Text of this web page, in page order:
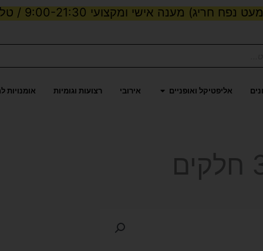
נפח חריג) מענה אישי ומקצועי 9:00-21:30 / טלפון:
וכוחאליפטיקל ואופניים פתח אליפטיקל ואופניים
אירובי רצועות וגומיות אומנויות